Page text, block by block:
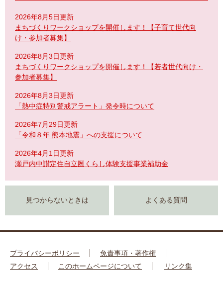
2026年8月5日更新
まちづくりワークショップを開催します！【子育て世代向
け・参加者募集】
2026年8月3日更新
まちづくりワークショップを開催します！【若者世代向け・
参加者募集】
2026年8月3日更新
「熱中症特別警戒アラート」発令時について
2026年7月29日更新
「令和８年 熊本地震」への支援について
2026年4月1日更新
瀬戸内中讃定住自立圏くらし体験支援事業補助金
見つからないときは よくある質問
プライバシーポリシー
免責事項・著作権
アクセス
このホームページについて リンク集